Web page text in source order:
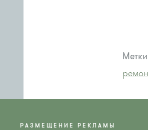
РАЗМЕЩЕНИЕ РЕКЛАМЫ